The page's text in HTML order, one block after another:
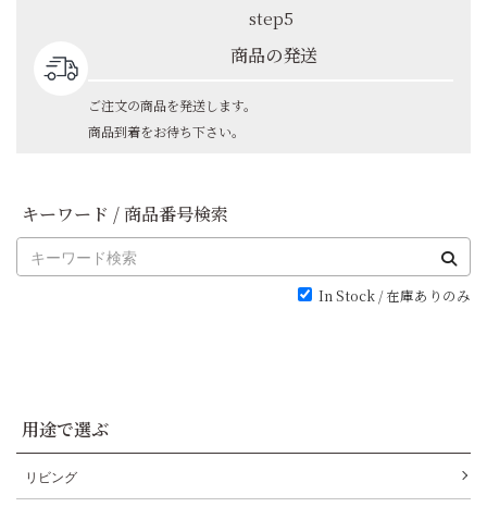
step5
商品の発送
ご注文の商品を発送します。
商品到着をお待ち下さい。
キーワード / 商品番号検索
In Stock / 在庫ありのみ
用途で選ぶ
リビング